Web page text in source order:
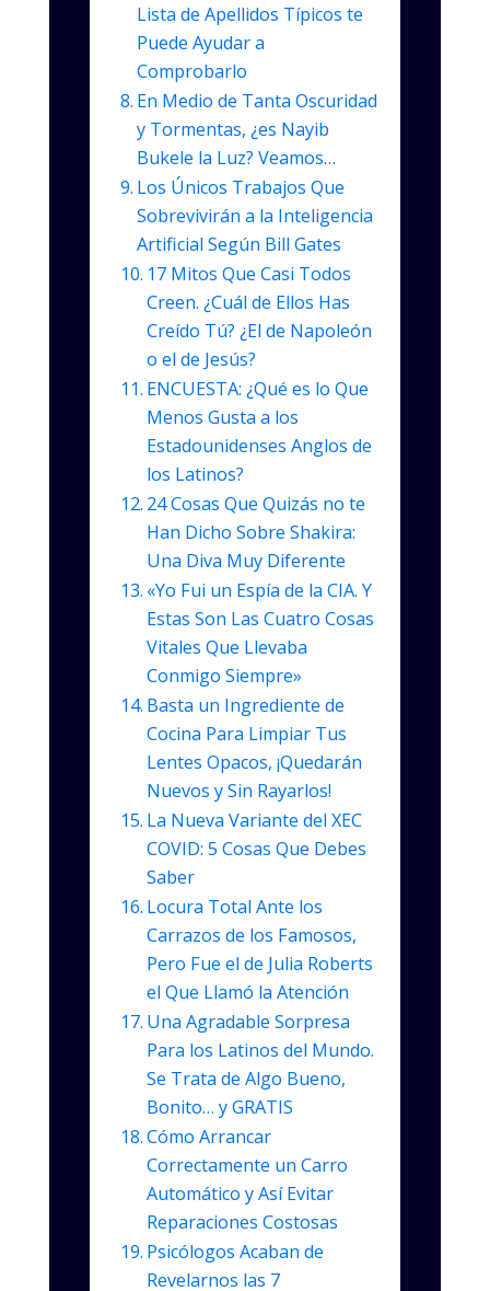
Lista de Apellidos Típicos te
Puede Ayudar a
Comprobarlo
En Medio de Tanta Oscuridad
y Tormentas, ¿es Nayib
Bukele la Luz? Veamos…
Los Únicos Trabajos Que
Sobrevivirán a la Inteligencia
Artificial Según Bill Gates
17 Mitos Que Casi Todos
Creen. ¿Cuál de Ellos Has
Creído Tú? ¿El de Napoleón
o el de Jesús?
ENCUESTA: ¿Qué es lo Que
Menos Gusta a los
Estadounidenses Anglos de
los Latinos?
24 Cosas Que Quizás no te
Han Dicho Sobre Shakira:
Una Diva Muy Diferente
«Yo Fui un Espía de la CIA. Y
Estas Son Las Cuatro Cosas
Vitales Que Llevaba
Conmigo Siempre»
Basta un Ingrediente de
Cocina Para Limpiar Tus
Lentes Opacos, ¡Quedarán
Nuevos y Sin Rayarlos!
La Nueva Variante del XEC
COVID: 5 Cosas Que Debes
Saber
Locura Total Ante los
Carrazos de los Famosos,
Pero Fue el de Julia Roberts
el Que Llamó la Atención
Una Agradable Sorpresa
Para los Latinos del Mundo.
Se Trata de Algo Bueno,
Bonito… y GRATIS
Cómo Arrancar
Correctamente un Carro
Automático y Así Evitar
Reparaciones Costosas
Psicólogos Acaban de
Revelarnos las 7